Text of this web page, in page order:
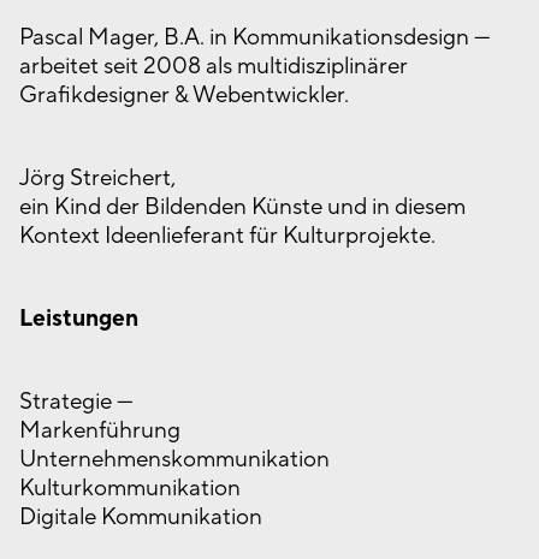
Pascal Mager, B.A. in Kommunikationsdesign —
arbeitet seit 2008 als multidisziplinärer
Grafikdesigner & Webentwickler.
Jörg Streichert,
ein Kind der Bildenden Künste und in diesem
Kontext Ideenlieferant für Kulturprojekte.
Leistungen
Strategie —
Markenführung
Unternehmenskommunikation
Kulturkommunikation
Digitale Kommunikation